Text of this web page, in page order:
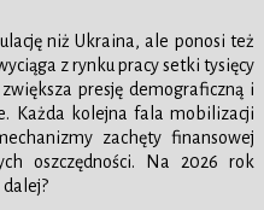
niż Ukraina, ale ponosi też
z rynku pracy setki tysięcy
presję demograficzną i
Każda kolejna fala mobilizacji
zachęty finansowej
oszczędności. Na 2026 rok
dalej?